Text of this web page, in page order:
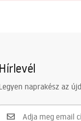
Hírlevél
naprakész az